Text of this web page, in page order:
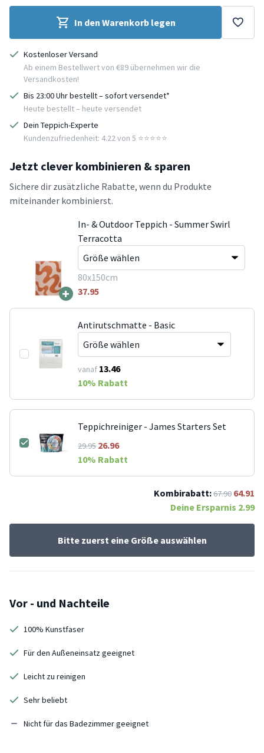
In den Warenkorb legen
Kostenloser Versand
Ab einem Bestellwert von €89 übernehmen wir die
Versandkosten!
Bis 23:00 Uhr bestellt – sofort versendet*
Heute bestellt – heute versendet
Dein Teppich-Experte
Kundenzufriedenheit: 4.22 von 5 ⭐️⭐️⭐️⭐️⭐️
Jetzt clever kombinieren & sparen
Sichere dir zusätzliche Rabatte, wenn du Produkte
miteinander kombinierst.
+
In- & Outdoor Teppich - Summer Swirl
Terracotta
80x150cm
37.95
Antirutschmatte - Basic
vanaf 13.46
10% Rabatt
Teppichreiniger - James Starters Set
29.9526.96
10% Rabatt
Kombirabatt:67.90 64.91
Deine Ersparnis 2.99
Bitte zuerst eine Größe auswählen
Vor - und Nachteile
100% Kunstfaser
Für den Außeneinsatz geeignet
Leicht zu reinigen
Sehr beliebt
Nicht für das Badezimmer geeignet